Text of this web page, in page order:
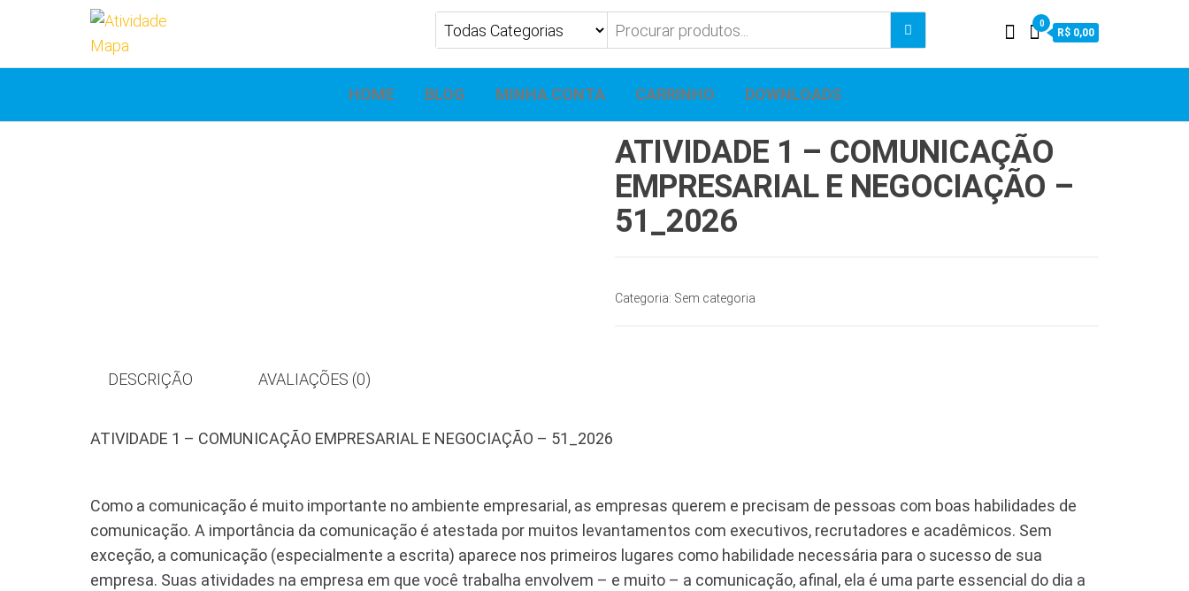
0
R$ 0,00
HOME BLOG MINHA CONTA CARRINHO DOWNLOADS
ATIVIDADE 1 – COMUNICAÇÃO
EMPRESARIAL E NEGOCIAÇÃO –
51_2026
Categoria: Sem categoria
DESCRIÇÃO AVALIAÇÕES (0)
ATIVIDADE 1 – COMUNICAÇÃO EMPRESARIAL E NEGOCIAÇÃO – 51_2026
Como a comunicação é muito importante no ambiente empresarial, as empresas querem e precisam de pessoas com boas habilidades de
comunicação. A importância da comunicação é atestada por muitos levantamentos com executivos, recrutadores e acadêmicos. Sem
exceção, a comunicação (especialmente a escrita) aparece nos primeiros lugares como habilidade necessária para o sucesso de sua
empresa. Suas atividades na empresa em que você trabalha envolvem – e muito – a comunicação, afinal, ela é uma parte essencial do dia a